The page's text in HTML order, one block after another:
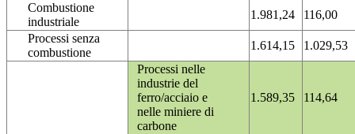
Combustione
industriale
1.981,24
116,00
Processi senza
combustione
1.614,15
1.029,53
Processi nelle
industrie del
ferro/acciaio e
nelle miniere di
carbone
1.589,35 114,64